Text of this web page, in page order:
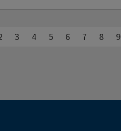
3 4 5 6 7 8 9